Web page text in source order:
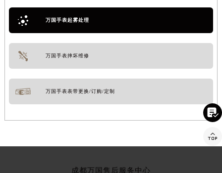
万国手表起雾处理
万国手表摔坏维修
万国手表表带更换/订购/定制
成都万国售后服务中心

